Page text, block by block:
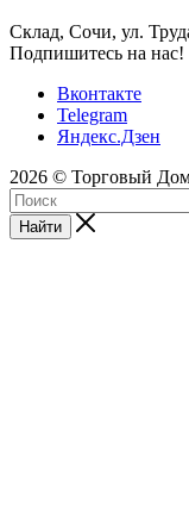
Склад, Сочи, ул.
Подпишитесь на нас!
Вконтакте
Telegram
Яндекс.Дзен
2026 © Торговый
Найти